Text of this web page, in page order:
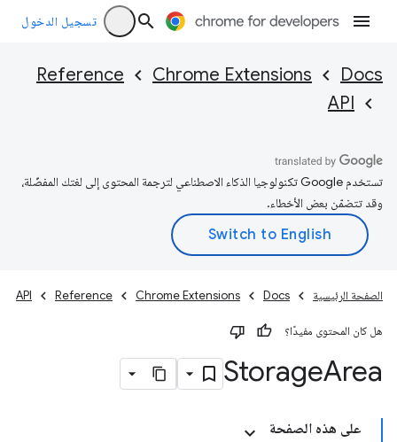
تسجيل الدخول
Docs
Chrome Extensions
Reference
API
تستخدم Google تكنولوجيا الذكاء الاصطناعي لترجمة المحتوى إلى لغتك المفضّلة،
وقد تتضمّن بعض الأخطاء.
الصفحة الرئيسية Docs
Chrome Extensions
Reference
API
هل كان المحتوى مفيدًا؟
StorageArea
على هذه الصفحة